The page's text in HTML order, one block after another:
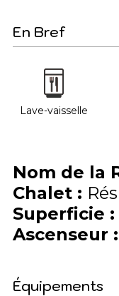
En Bref
Lave-vaisselle
Nom de la
Chalet :
Superficie :
Ascenseur :
Équipements